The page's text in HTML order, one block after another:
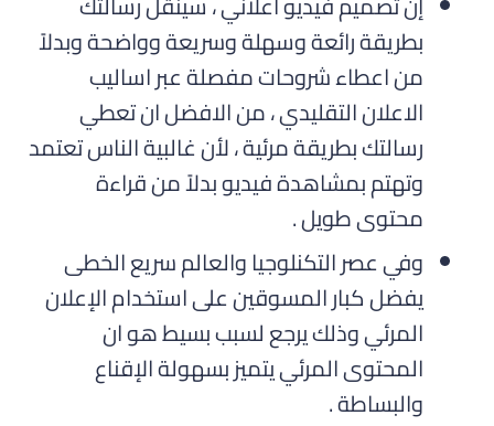
بطريقة رائعة وسهلة وسريعة وواضحة وبدلاً
من اعطاء شروحات مفصلة عبر اساليب
الاعلان التقليدي ، من الافضل ان تعطي
رسالتك بطريقة مرئية ، لأن غالبية الناس تعتمد
وتهتم بمشاهدة فيديو بدلاً من قراءة
محتوى طويل .
وفي عصر التكنلوجيا والعالم سريع الخطى
يفضل كبار المسوقين على استخدام الإعلان
المرئي وذلك يرجع لسبب بسيط هو ان
المحتوى المرئي يتميز بسهولة الإقناع
والبساطة .